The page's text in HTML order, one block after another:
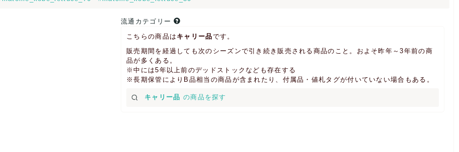
流通カテゴリー
こちらの商品は キャリー品です。
販売期間を経過しても次のシーズンで引き続き販売される商品のこと。およそ昨年～3年前の商
品が多くある。
※中には5年以上前のデッドストックなども存在する
※長期保管によりB品相当の商品が含まれたり、付属品・値札タグが付いていない場合もある。
キャリー品 の商品を探す